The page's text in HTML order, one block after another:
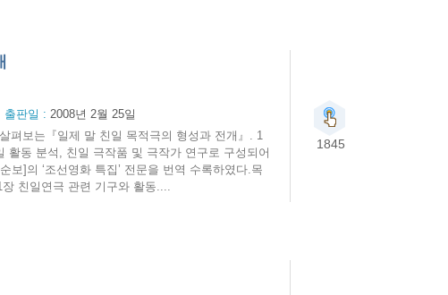
출판일 : 2008년 2월 25일
펴보는『일제 말 친일 목적극의 형성과 전개』. 1
활동 분석, 친일 극작품 및 극작가 연구로 구성되어
]의 ‘조선영화 특집’ 전문을 번역 수록하였다.목
친일연극 관련 기구와 활동....
1845